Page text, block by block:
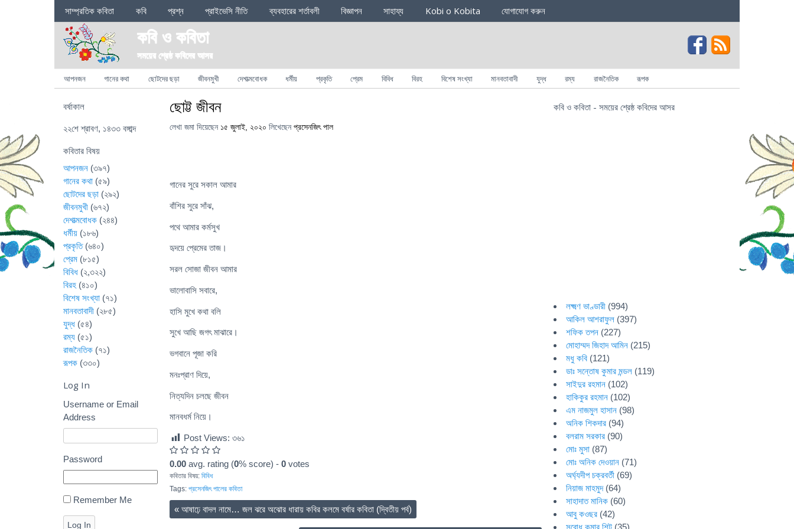
Sections
সাম্প্রতিক কবিতা কবি প্রশ্ন প্রাইভেসি নীতি ব্যবহারের শর্তাবলী বিজ্ঞাপন সাহায্য Kobi o Kobita যোগাযোগ করুন
কবি ও কবিতা
সময়ের শ্রেষ্ঠ কবিদের আসর
Categories
আপনজন গানের কথা ছোটদের ছড়া জীবনমুখী দেশাত্মবোধক ধর্মীয় প্রকৃতি প্রেম বিবিধ বিরহ বিশেষ সংখ্যা মানবতাবাদী যুদ্ধ রম্য রাজনৈতিক রূপক
ছোট্ট জীবন
লেখা জমা দিয়েছেন ১৫ জুলাই, ২০২০ লিখেছেন প্রসেনজিৎ পাল
গানের সুরে সকাল আমার
বাঁশির সুরে সাঁঝ,
পথে আমার কর্মসুখ
হৃদয়ে প্রেমের তাজ।
সরল সোজা জীবন আমার
ভালোবাসি সবারে,
হাসি মুখে কথা বলি
সুখে আছি জগৎ মাঝারে।
ভগবানে পূজা করি
মনঃপ্রাণ দিয়ে,
নিত্যদিন চলছে জীবন
মানবধর্ম নিয়ে।
Post Views: ৩৬১
0.00 avg. rating (0% score) - 0 votes
কবিতার বিষয়: বিবিধ
Tags: প্রসেনজিৎ পালের কবিতা
« আষাঢ়ে বাদল নামে… জল ঝরে অঝোর ধারায় কবির কলমে বর্ষার কবিতা (দ্বিতীয় পর্ব)
বর্ষাকাল
২২শে শ্রাবণ, ১৪৩৩ বঙ্গাব্দ
কবিতার বিষয়
আপনজন (৩৯৭)
গানের কথা (৫৯)
ছোটদের ছড়া (২৯২)
জীবনমুখী (৬৭২)
দেশাত্মবোধক (২৪৪)
ধর্মীয় (১৮৬)
প্রকৃতি(৬৪০)
প্রেম (৮১৫)
বিবিধ (২,৩২২)
বিরহ (৪১০)
বিশেষ সংখ্যা (৭১)
মানবতাবাদী (২৮৫)
যুদ্ধ (৫৪)
রম্য (৫১)
রাজনৈতিক (৭১)
রূপক (৩৩০)
Log In
Username or Email
Address
Password
Remember Me
Log In
কবি ও কবিতা - সময়ের শ্রেষ্ঠ কবিদের আসর
লক্ষ্মণ ভাণ্ডারী (994)
আকিল আশরাফুল (397)
শফিক তপন (227)
মোহাম্মদ জিহাদ আমিন (215)
মধু কবি (121)
ডাঃ সন্তোষ কুমার মন্ডল (119)
সাইদুর রহমান (102)
হাকিকুর রহমান (102)
এম নাজমুল হাসান (98)
অনিক শিকদার (94)
বলরাম সরকার (90)
মোঃ মুসা (87)
মোঃ অনিক দেওয়ান (71)
অর্ঘ্যদীপ চক্রবর্তী (69)
নিয়াজ মাহমুদ(64)
সাহাদাত মানিক (60)
আবু কওছর (42)
সুবোধ কুমার শিট (35)